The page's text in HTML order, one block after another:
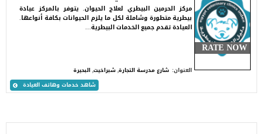
شاهد خدمات وهاتف العيادة
RATE NOW
مركز الحرمين البيطري لعلاج الحيوان. يتوفر بالمركز عيادة
بيطرية متطورة وشاملة لكل ما يلزم الحيوانات بكافة أنواعها.
العيادة تقدم جميع الخدمات البيطرية…
العنوان: شارع مدرسة التجارة, شبراخيت, البحيرة